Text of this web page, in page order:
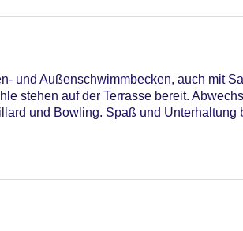
und Außenschwimmbecken, auch mit
stehen auf der Terrasse bereit.
und Bowling. Spaß und Unterhaltung